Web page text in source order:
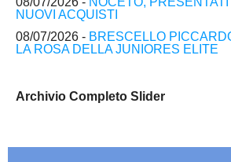
NUOVI ACQUISTI
08/07/2026 - BRESCELLO
LA ROSA DELLA JUNIORES ELITE
Archivio Completo Slider